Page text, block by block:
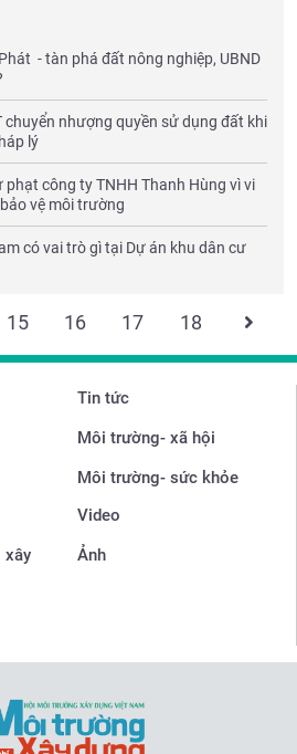
- tàn phá đất nông nghiệp, UBND
chuyển nhượng quyền sử dụng đất khi
lý
phạt công ty TNHH Thanh Hùng vì vi
vệ môi trường
có vai trò gì tại Dự án khu dân cư
15 16 17 18
Tin tức
Môi trường- xã hội
Môi trường- sức khỏe
xây
Video
Ảnh